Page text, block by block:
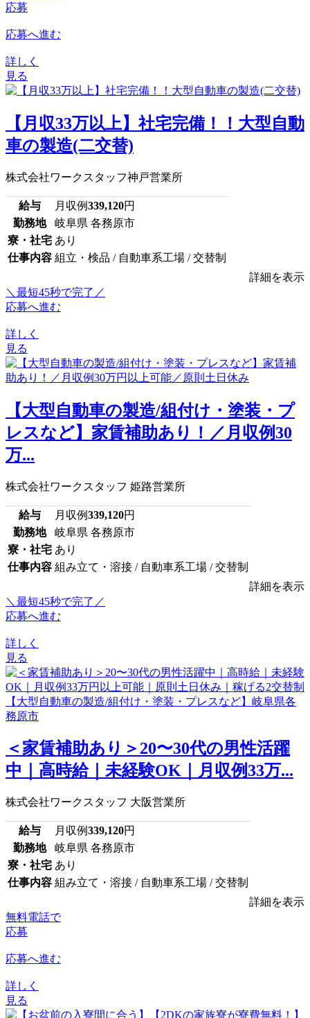
応募
応募へ進む
詳しく
見る
【月収33万以上】社宅完備！！大型自動
車の製造(二交替)
株式会社ワークスタッフ神戸営業所
給与 月収例339,120円
勤務地
岐阜県 各務原市
寮・社宅 あり
仕事内容 組立・検品 / 自動車系工場 / 交替制
詳細を表示
＼最短45秒で完了／
応募へ進む
詳しく
見る
【大型自動車の製造/組付け・塗装・プ
レスなど】家賃補助あり！／月収例30
万...
株式会社ワークスタッフ 姫路営業所
給与 月収例339,120円
勤務地
岐阜県 各務原市
寮・社宅 あり
仕事内容 組み立て・溶接 / 自動車系工場 / 交替制
詳細を表示
＼最短45秒で完了／
応募へ進む
詳しく
見る
＜家賃補助あり＞20〜30代の男性活躍
中｜高時給｜未経験OK｜月収例33万...
株式会社ワークスタッフ 大阪営業所
給与 月収例339,120円
勤務地
岐阜県 各務原市
寮・社宅 あり
仕事内容 組み立て・溶接 / 自動車系工場 / 交替制
詳細を表示
無料電話で
応募
応募へ進む
詳しく
見る